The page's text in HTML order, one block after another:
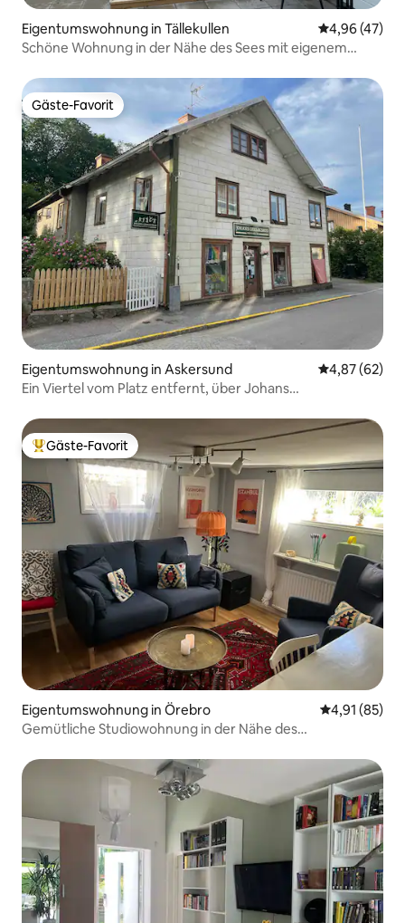
Eigentumswohnung in Tällekullen
4,96 (47)
Schöne Wohnung in der Nähe des Sees mit eigenem
Gäste-Favorit
Gäste-Favorit
Eigentumswohnung in Askersund
4,87 (62)
Ein Viertel vom Platz entfernt, über Johans
Beliebter Gäste-Favorit.
Gäste-Favorit
Eigentumswohnung in Örebro
4,91 (85)
Gemütliche Studiowohnung in der Nähe des